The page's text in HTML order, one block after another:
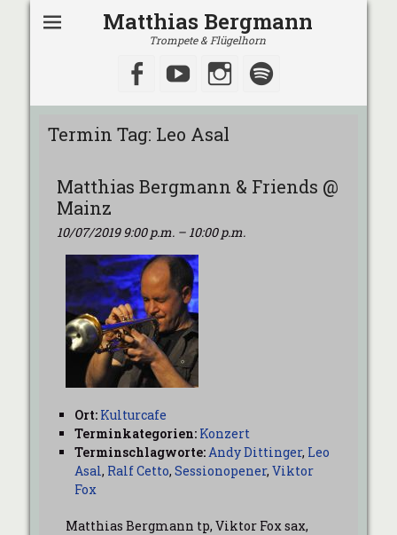
Matthias Bergmann
Trompete & Flügelhorn
Facebook
YouTubeInstagram
Termin Tag: Leo Asal
Matthias Bergmann & Friends @
Mainz
10/07/2019 9:00 p.m. – 10:00 p.m.
Ort: Kulturcafe
Terminkategorien: Konzert
Terminschlagworte:Andy Dittinger, Leo
Asal, Ralf Cetto, Sessionopener, Viktor
Fox
Matthias Bergmann tp, Viktor Fox sax,